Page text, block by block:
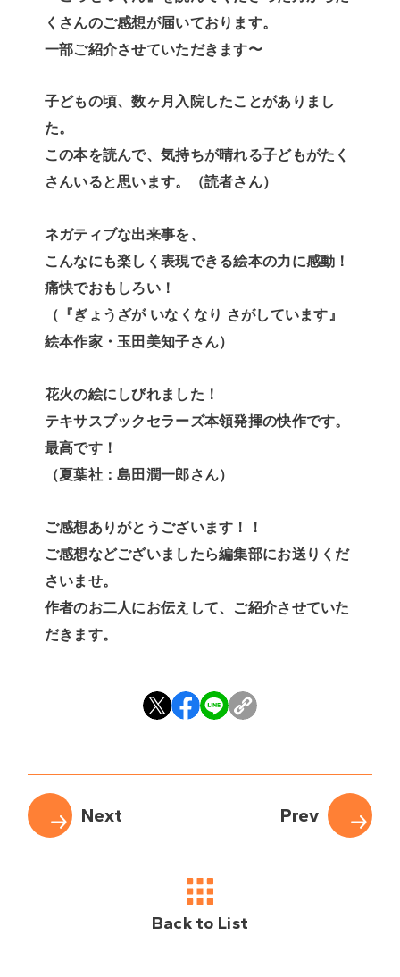
くさんのご感想が届いております。
一部ご紹介させていただきます〜
子どもの頃、数ヶ月入院したことがありまし
た。
この本を読んで、気持ちが晴れる子どもがたく
さんいると思います。（読者さん）
ネガティブな出来事を、
こんなにも楽しく表現できる絵本の力に感動！
痛快でおもしろい！
（『ぎょうざが いなくなり さがしています』
絵本作家・玉田美知子さん）
花火の絵にしびれました！
テキサスブックセラーズ本領発揮の快作です。
最高です！
（夏葉社：島田潤一郎さん）
ご感想ありがとうございます！！
ご感想などございましたら編集部にお送りくだ
さいませ。
作者のお二人にお伝えして、ご紹介させていた
だきます。
Back to List